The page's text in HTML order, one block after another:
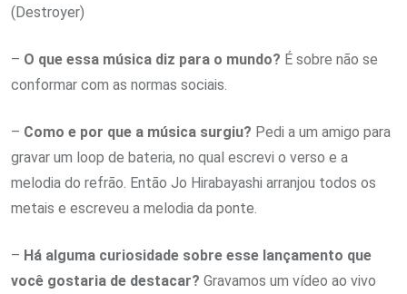
(Destroyer)
– O que essa música diz para o mundo? É sobre não se
conformar com as normas sociais.
– Como e por que a música surgiu? Pedi a um amigo para
gravar um loop de bateria, no qual escrevi o verso e a
melodia do refrão. Então Jo Hirabayashi arranjou todos os
metais e escreveu a melodia da ponte.
– Há alguma curiosidade sobre esse lançamento que
você gostaria de destacar? Gravamos um vídeo ao vivo